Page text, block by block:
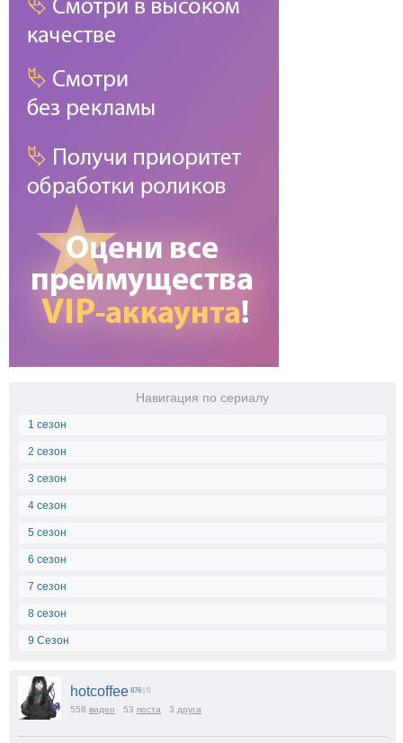
Навигация по сериалу
1 сезон
2 сезон
3 сезон
4 сезон
5 сезон
6 сезон
7 сезон
8 сезон
9 Сезон
hotcoffee 876 | 0
558 видео 53 поста 3 друга